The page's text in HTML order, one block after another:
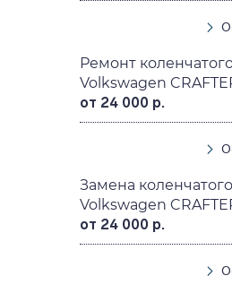
Ремонт
Volkswagen
от 24 000 р.
Замена
Volkswagen
от 24 000 р.